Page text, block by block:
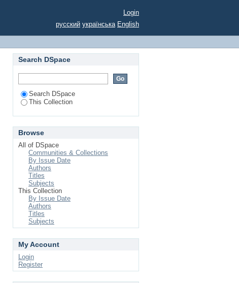
Login
русский українська English
Search DSpace
Search DSpace
This Collection
Browse
All of DSpace
Communities & Collections
By Issue Date
Authors
Titles
Subjects
This Collection
By Issue Date
Authors
Titles
Subjects
My Account
Login
Register